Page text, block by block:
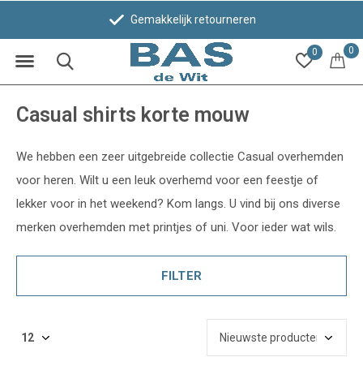
0 0
Gemakkelijk retourneren
Casual shirts korte mouw
We hebben een zeer uitgebreide collectie Casual overhemden
voor heren. Wilt u een leuk overhemd voor een feestje of
lekker voor in het weekend? Kom langs. U vind bij ons diverse
merken overhemden met printjes of uni. Voor ieder wat wils.
FILTER